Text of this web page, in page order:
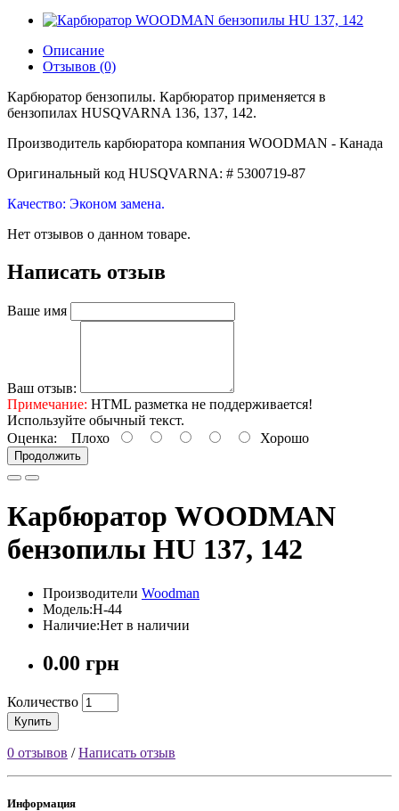
Описание
Отзывов (0)
Карбюратор бензопилы. Карбюратор применяется в
бензопилах HUSQVARNA 136, 137, 142.
Производитель карбюратора компания WOODMAN - Канада
Оригинальный код HUSQVARNA: # 5300719-87
Качество: Эконом замена.
Нет отзывов о данном товаре.
Написать отзыв
Ваше имя
Ваш отзыв:
Примечание: HTML разметка не поддерживается!
Используйте обычный текст.
Оценка: Плохо Хорошо
Продолжить
Карбюратор WOODMAN
бензопилы HU 137, 142
Производители Woodman
Модель:H-44
Наличие:Нет в наличии
0.00 грн
Количество
Купить
0 отзывов /Написать отзыв
Информация